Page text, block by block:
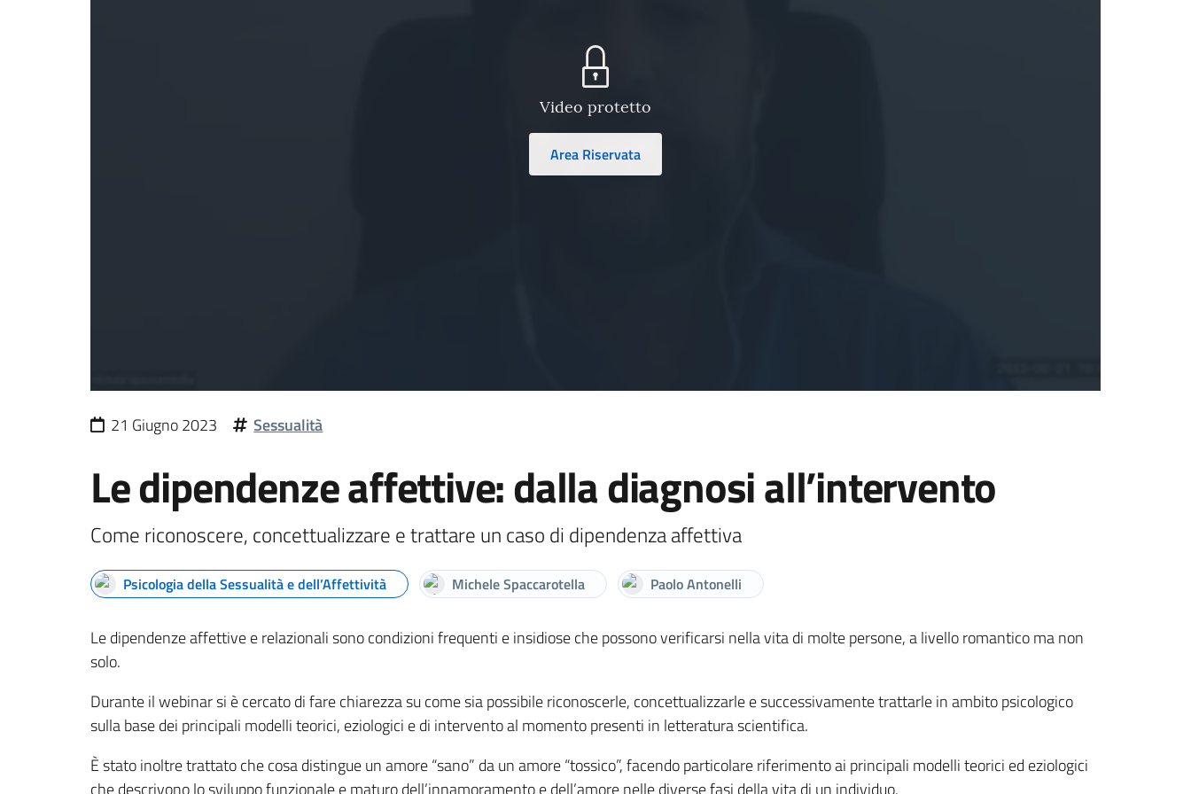
Video protetto
Area Riservata
21 Giugno 2023 Sessualità
Le dipendenze affettive: dalla diagnosi all’intervento
Come riconoscere, concettualizzare e trattare un caso di dipendenza affettiva
Psicologia della Sessualità e dell’Affettività Michele Spaccarotella Paolo Antonelli
Le dipendenze affettive e relazionali sono condizioni frequenti e insidiose che possono verificarsi nella vita di molte persone, a livello romantico ma non
solo.
Durante il webinar si è cercato di fare chiarezza su come sia possibile riconoscerle, concettualizzarle e successivamente trattarle in ambito psicologico
sulla base dei principali modelli teorici, eziologici e di intervento al momento presenti in letteratura scientifica.
È stato inoltre trattato che cosa distingue un amore “sano” da un amore “tossico”, facendo particolare riferimento ai principali modelli teorici ed eziologici